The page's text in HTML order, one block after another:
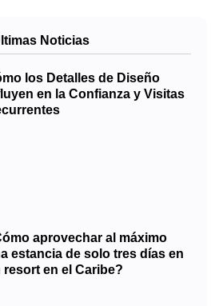
Noticias
los Detalles de Diseño
en la Confianza y Visitas
aprovechar al máximo
estancia de solo tres días en
resort en el Caribe?